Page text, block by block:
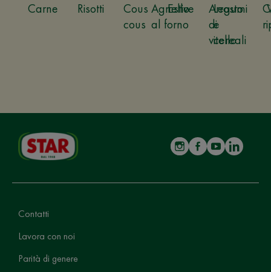
Carne Risotti
Cous
cous
Estive
Legumi
e
cereali
Agnello
al forno
Arrosto
di
vitello
Contatti
Lavora con noi
Parità di genere